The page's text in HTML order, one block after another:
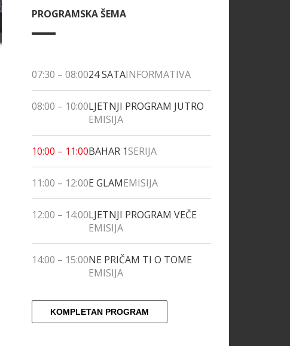
PROGRAMSKA ŠEMA
07:30 – 08:0024 SATAINFORMATIVA
08:00 – 10:00LJETNJI PROGRAM JUTRO
EMISIJA
10:00 – 11:00BAHAR 1SERIJA
11:00 – 12:00E GLAMEMISIJA
12:00 – 14:00LJETNJI PROGRAM VEČE
EMISIJA
14:00 – 15:00NE PRIČAM TI O TOME
EMISIJA
KOMPLETAN PROGRAM